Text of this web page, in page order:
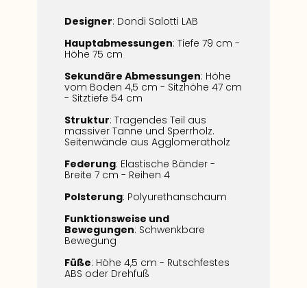
Designer: Dondi Salotti LAB
Hauptabmessungen: Tiefe 79 cm -
Höhe 75 cm
Sekundäre Abmessungen: Höhe
vom Boden 4,5 cm - Sitzhöhe 47 cm
- Sitztiefe 54 cm
Struktur: Tragendes Teil aus
massiver Tanne und Sperrholz.
Seitenwände aus Agglomeratholz
Federung: Elastische Bänder -
Breite 7 cm - Reihen 4
Polsterung: Polyurethanschaum
Funktionsweise und
Bewegungen: Schwenkbare
Bewegung
Füße: Höhe 4,5 cm - Rutschfestes
ABS oder Drehfuß